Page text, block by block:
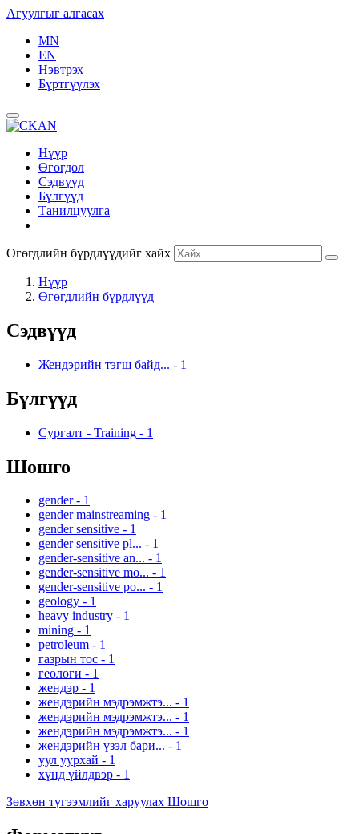
Агуулгыг алгасах
MN
EN
Нэвтрэх
Бүртгүүлэх
Нүүр
Өгөгдөл
Сэдвүүд
Бүлгүүд
Танилцуулга
Өгөгдлийн бүрдлүүдийг хайх
Нүүр
Өгөгдлийн бүрдлүүд
Сэдвүүд
Жендэрийн тэгш байд... - 1
Бүлгүүд
Сургалт - Training - 1
Шошго
gender - 1
gender mainstreaming - 1
gender sensitive - 1
gender sensitive pl... - 1
gender-sensitive an... - 1
gender-sensitive mo... - 1
gender-sensitive po... - 1
geology - 1
heavy industry - 1
mining - 1
petroleum - 1
газрын тос - 1
геологи - 1
жендэр - 1
жендэрийн мэдрэмжтэ... - 1
жендэрийн мэдрэмжтэ... - 1
жендэрийн мэдрэмжтэ... - 1
жендэрийн үзэл бари... - 1
уул уурхай - 1
хүнд үйлдвэр - 1
Зөвхөн түгээмлийг харуулах Шошго